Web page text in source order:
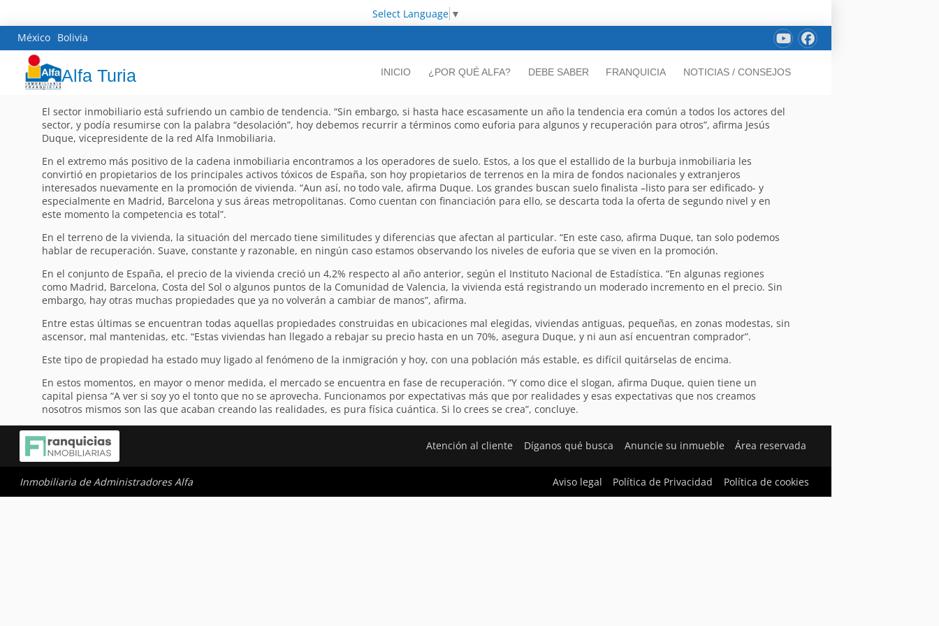
Select Language ▼
México Bolivia
Alfa Turia INICIO ¿POR QUÉ ALFA? DEBE SABER FRANQUICIA NOTICIAS / CONSEJOS
El sector inmobiliario está sufriendo un cambio de tendencia. “Sin embargo, si hasta hace escasamente un año la tendencia era común a todos los actores del
sector, y podía resumirse con la palabra “desolación”, hoy debemos recurrir a términos como euforia para algunos y recuperación para otros”, afirma Jesús
Duque, vicepresidente de la red Alfa Inmobiliaria.
En el extremo más positivo de la cadena inmobiliaria encontramos a los operadores de suelo. Estos, a los que el estallido de la burbuja inmobiliaria les
convirtió en propietarios de los principales activos tóxicos de España, son hoy propietarios de terrenos en la mira de fondos nacionales y extranjeros
interesados nuevamente en la promoción de vivienda. “Aun así, no todo vale, afirma Duque. Los grandes buscan suelo finalista –listo para ser edificado- y
especialmente en Madrid, Barcelona y sus áreas metropolitanas. Como cuentan con financiación para ello, se descarta toda la oferta de segundo nivel y en
este momento la competencia es total”.
En el terreno de la vivienda, la situación del mercado tiene similitudes y diferencias que afectan al particular. “En este caso, afirma Duque, tan solo podemos
hablar de recuperación. Suave, constante y razonable, en ningún caso estamos observando los niveles de euforia que se viven en la promoción.
En el conjunto de España, el precio de la vivienda creció un 4,2% respecto al año anterior, según el Instituto Nacional de Estadística. “En algunas regiones
como Madrid, Barcelona, Costa del Sol o algunos puntos de la Comunidad de Valencia, la vivienda está registrando un moderado incremento en el precio. Sin
embargo, hay otras muchas propiedades que ya no volverán a cambiar de manos”, afirma.
Entre estas últimas se encuentran todas aquellas propiedades construidas en ubicaciones mal elegidas, viviendas antiguas, pequeñas, en zonas modestas, sin
ascensor, mal mantenidas, etc. “Estas viviendas han llegado a rebajar su precio hasta en un 70%, asegura Duque, y ni aun así encuentran comprador”.
Este tipo de propiedad ha estado muy ligado al fenómeno de la inmigración y hoy, con una población más estable, es difícil quitárselas de encima.
En estos momentos, en mayor o menor medida, el mercado se encuentra en fase de recuperación. “Y como dice el slogan, afirma Duque, quien tiene un
capital piensa “A ver si soy yo el tonto que no se aprovecha. Funcionamos por expectativas más que por realidades y esas expectativas que nos creamos
nosotros mismos son las que acaban creando las realidades, es pura física cuántica. Si lo crees se crea”, concluye.
Atención al cliente Díganos qué busca Anuncie su inmueble Área reservada
Inmobiliaria de Administradores Alfa Aviso legal Política de Privacidad Política de cookies